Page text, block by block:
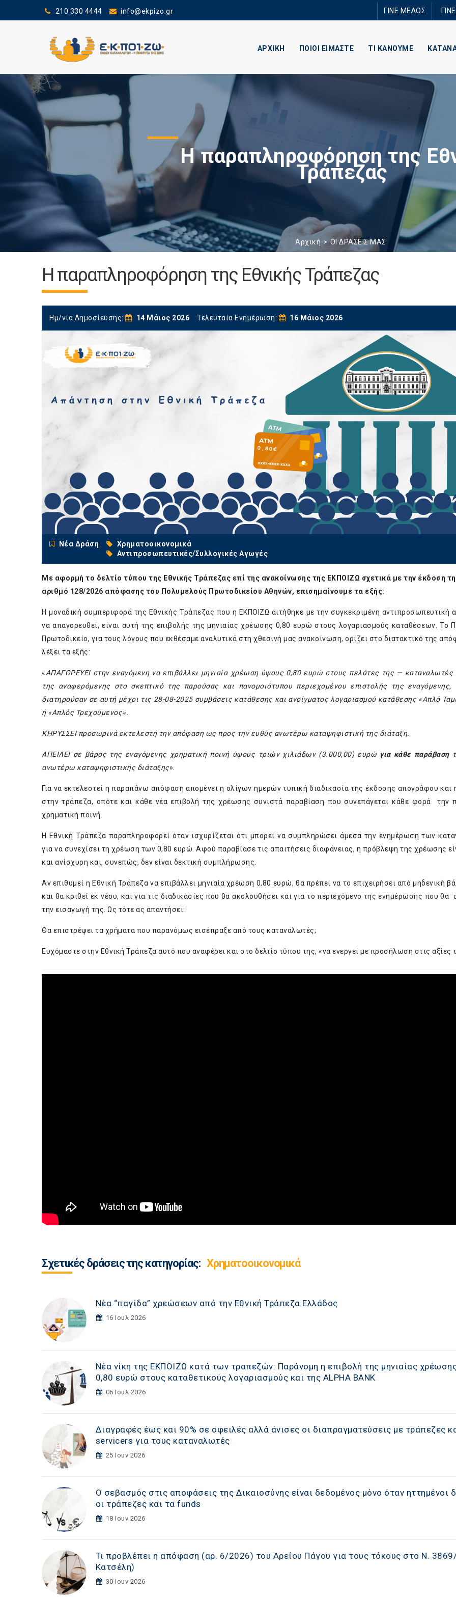
210 330 4444 info@ekpizo.gr ΓΙΝΕ ΜΕΛΟΣ
ΑΡΧΙΚΗ ΠΟΙΟΙ ΕΙΜΑΣΤΕ ΤΙ ΚΑΝΟΥΜΕ
Η παραπληροφόρηση της
Τράπεζας
Αρχική ΟΙ ΔΡΑΣΕΙΣ ΜΑΣ
Η παραπληροφόρηση της Εθνικής Τράπεζας
Ημ/νία Δημοσίευσης: 14 Μάιος 2026 Τελευταία Ενημέρωση: 16 Μάιος 2026
Νέα Δράση
Χρηματοοικονομικά
Αντιπροσωπευτικές/Συλλογικές Αγωγές
Με αφορμή το δελτίο τύπου της Εθνικής Τράπεζας επί της ανακοίνωσης της ΕΚΠΟΙΖΩ σχετικά με την έκδοση
αριθμό 128/2026 απόφασης του Πολυμελούς Πρωτοδικείου Αθηνών, επισημαίνουμε τα εξής:
Η μοναδική συμπεριφορά της Εθνικής Τράπεζας που η ΕΚΠΟΙΖΩ αιτήθηκε με την συγκεκριμένη αντιπροσωπευτική
να απαγορευθεί, είναι αυτή της επιβολής της μηνιαίας χρέωσης 0,80 ευρώ στους λογαριασμούς καταθέσεων. Το
Πρωτοδικείο, για τους λόγους που εκθέσαμε αναλυτικά στη χθεσινή μας ανακοίνωση, ορίζει στο διατακτικό της
λέξει τα εξής:
«ΑΠΑΓΟΡΕΥΕΙ στην εναγόμενη να επιβάλλει μηνιαία χρέωση ύψους 0,80 ευρώ στους πελάτες της —
της αναφερόμενης στο σκεπτικό της παρούσας και πανομοιότυπου περιεχομένου επιστολής της εναγόμενης,
διατηρούσαν σε αυτή μέχρι τις 28-08-2025 συμβάσεις κατάθεσης και ανοίγματος λογαριασμού κατάθεσης «Απλό
ή «Απλός Τρεχούμενος».
ΚΗΡΥΣΣΕΙ προσωρινά εκτελεστή την απόφαση ως προς την ευθύς ανωτέρω καταψηφιστική της διάταξη.
ΑΠΕΙΛΕΙ σε βάρος της εναγόμενης χρηματική ποινή ύψους τριών χιλιάδων (3.000,00) ευρώ για κάθε παράβαση
ανωτέρω καταψηφιστικής διάταξης».
Για να εκτελεστεί η παραπάνω απόφαση απομένει η ολίγων ημερών τυπική διαδικασία της έκδοσης απογράφου και
στην τράπεζα, οπότε και κάθε νέα επιβολή της χρέωσης συνιστά παραβίαση που συνεπάγεται κάθε φορά την
χρηματική ποινή.
Η Εθνική Τράπεζα παραπληροφορεί όταν ισχυρίζεται ότι μπορεί να συμπληρώσει άμεσα την ενημέρωση των
για να συνεχίσει τη χρέωση των 0,80 ευρώ. Αφού παραβίασε τις απαιτήσεις διαφάνειας, η πρόβλεψη της χρέωσης
και ανίσχυρη και, συνεπώς, δεν είναι δεκτική συμπλήρωσης.
Αν επιθυμεί η Εθνική Τράπεζα να επιβάλλει μηνιαία χρέωση 0,80 ευρώ, θα πρέπει να το επιχειρήσει από μηδενική
και θα κριθεί εκ νέου, και για τις διαδικασίες που θα ακολουθήσει και για το περιεχόμενο της ενημέρωσης που θα
την εισαγωγή της. Ως τότε ας απαντήσει:
Θα επιστρέψει τα χρήματα που παρανόμως εισέπραξε από τους καταναλωτές;
Ευχόμαστε στην Εθνική Τράπεζα αυτό που αναφέρει και στο δελτίο τύπου της, «να ενεργεί με προσήλωση στις αξίες
Σχετικές δράσεις της κατηγορίας: Χρηματοοικονομικά
Νέα “παγίδα” χρεώσεων από την Εθνική Τράπεζα Ελλάδος
16 Ιουλ 2026
Νέα νίκη της ΕΚΠΟΙΖΩ κατά των τραπεζών: Παράνομη η επιβολή της μηνιαίας
0,80 ευρώ στους καταθετικούς λογαριασμούς και της ALPHA BANK
06 Ιουλ 2026
Διαγραφές έως και 90% σε οφειλές αλλά άνισες οι διαπραγματεύσεις με τράπεζες
servicers για τους καταναλωτές
25 Ιουν 2026
Ο σεβασμός στις αποφάσεις της Δικαιοσύνης είναι δεδομένος μόνο όταν ηττημένοι
οι τράπεζες και τα funds
18 Ιουν 2026
Τι προβλέπει η απόφαση (αρ. 6/2026) του Αρείου Πάγου για τους τόκους στο Ν.
Κατσέλη)
30 Ιουν 2026